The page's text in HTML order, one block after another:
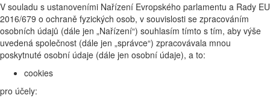
V souladu s ustanoveními Nařízení Evropského parlamentu a Rady EU
2016/679 o ochraně fyzických osob, v souvislosti se zpracováním
osobních údajů (dále jen „Nařízení“) souhlasím tímto s tím, aby výše
uvedená společnost (dále jen „správce“) zpracovávala mnou
poskytnuté osobní údaje (dále jen osobní údaje), a to:
cookies
pro účely: